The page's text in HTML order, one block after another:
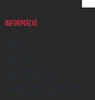
U
INFORMÁCIÓ
Rólunk
Kapcsolat
Üzleti feltételek
Adatkezelési tájékoztató